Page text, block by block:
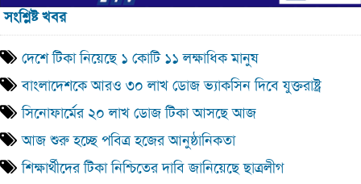
সংশ্লিষ্ট খবর
দেশে টিকা নিয়েছে ১ কোটি ১১ লক্ষাধিক মানুষ
বাংলাদেশকে আরও ৩০ লাখ ডোজ ভ্যাকসিন দিবে যুক্তরাষ্ট্র
সিনোফার্মের ২০ লাখ ডোজ টিকা আসছে আজ
আজ শুরু হচ্ছে পবিত্র হজের আনুষ্ঠানিকতা
শিক্ষার্থীদের টিকা নিশ্চিতের দাবি জানিয়েছে ছাত্রলীগ